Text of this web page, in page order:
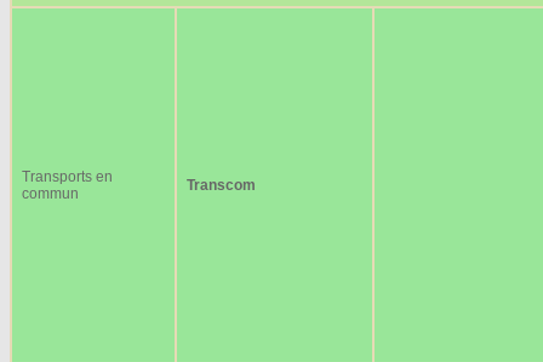
Transports en
commun
Transcom